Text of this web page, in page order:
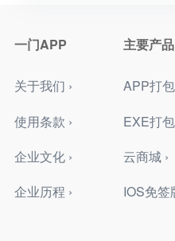
一门APP
关于我们 ›
使用条款 ›
企业文化 ›
企业历程 ›
主要产品
APP打包
EXE打包
云商城 ›
IOS免签